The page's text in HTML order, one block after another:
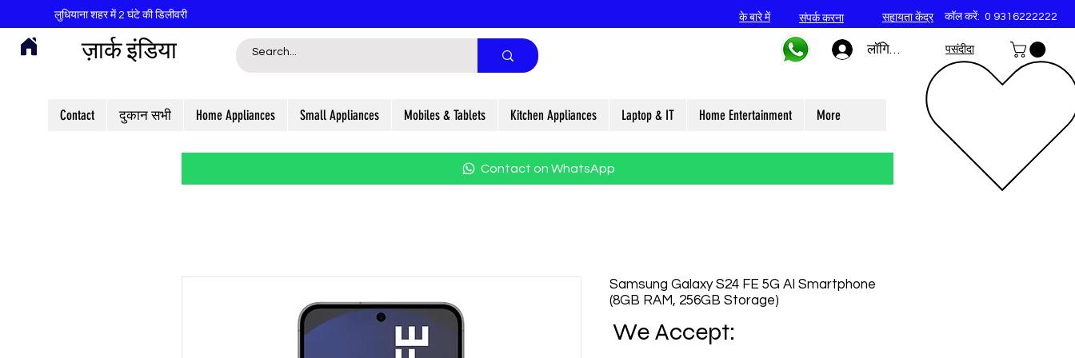
लुधियाना शहर में 2 घंटे की डिलीवरी के बारे में संपर्क करना सहायता केंद्र कॉल करें: 0 9316222222
ज़ार्क इंडिया लॉगिन करें पसंदीदा
Contact दुकान सभी Home Appliances Small Appliances Mobiles & Tablets Kitchen Appliances Laptop & IT Home Entertainment More
Contact on WhatsApp
Samsung Galaxy S24 FE 5G AI Smartphone
(8GB RAM, 256GB Storage)
We Accept: